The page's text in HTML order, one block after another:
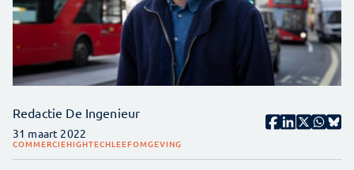
Redactie De Ingenieur
31 maart 2022
COMMERCIEHIGHTECHLEEFOMGEVING